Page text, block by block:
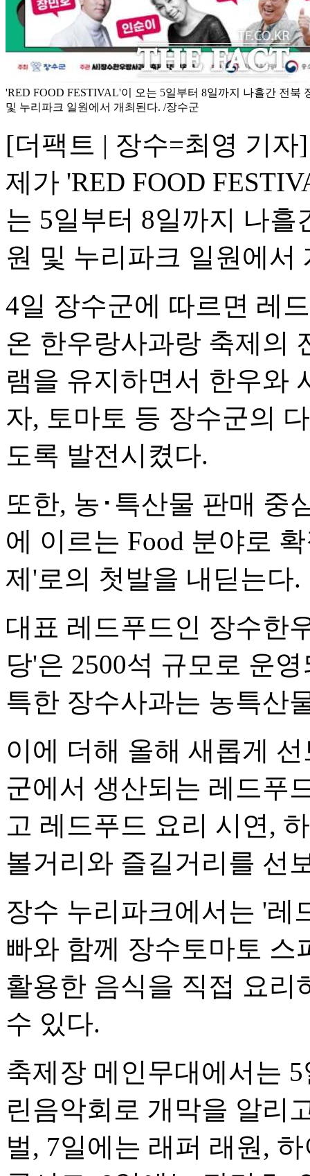
'RED FOOD FESTIVAL'이 오는 5일부터 8일까지 나흘간 전북
및 누리파크 일원에서 개최된다. /장수군
[더팩트 | 장수=최영 기
제가 'RED FOOD
는 5일부터 8일까지 나
원 및 누리파크 일원에서
4일 장수군에 따르면 레
온 한우랑사과랑 축제의
램을 유지하면서 한우와
자, 토마토 등 장수군의
도록 발전시켰다.
또한, 농･특산물 판매 중
에 이르는 Food 분야로
제'로의 첫발을 내딛는다.
대표 레드푸드인 장수한
당'은 2500석 규모로 운
특한 장수사과는 농특산
이에 더해 올해 새롭게
군에서 생산되는 레드푸
고 레드푸드 요리 시연,
볼거리와 즐길거리를 선
장수 누리파크에서는 '레
빠와 함께 장수토마토 스
활용한 음식을 직접 요리
수 있다.
축제장 메인무대에서는
린음악회로 개막을 알리
벌, 7일에는 래퍼 래원,